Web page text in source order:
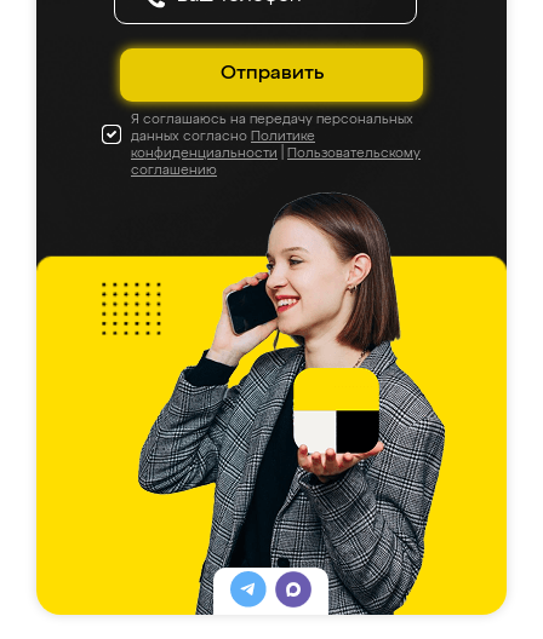
Отправить
Я соглашаюсь на передачу персональных
данных согласно Политике
конфиденциальности
Пользовательскому
соглашению